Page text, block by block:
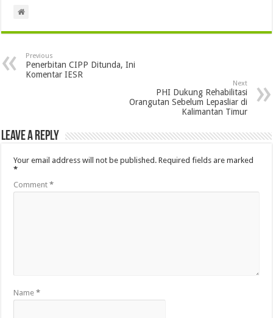
Previous
Penerbitan CIPP Ditunda, Ini
Komentar IESR
Next
PHI Dukung Rehabilitasi
Orangutan Sebelum Lepasliar di
Kalimantan Timur
Leave a Reply
Your email address will not be published. Required fields are marked
*
Comment*
Name*